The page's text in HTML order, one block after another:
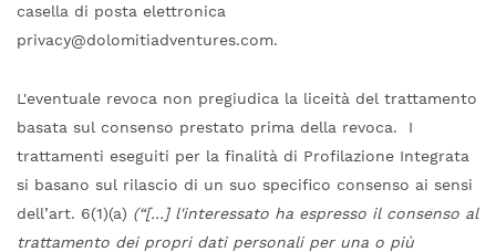
casella di posta elettronica
privacy@dolomitiadventures.com.
L'eventuale revoca non pregiudica la liceità del trattamento
basata sul consenso prestato prima della revoca. I
trattamenti eseguiti per la finalità di Profilazione Integrata
si basano sul rilascio di un suo specifico consenso ai sensi
dell’art. 6(1)(a) (“[…] l'interessato ha espresso il consenso al
trattamento dei propri dati personali per una o più